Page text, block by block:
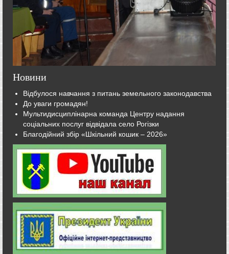
Новини
Відбулося навчання з питань земельного законодавства
До уваги громадян!
Мультидисциплінарна команда Центру надання
соціальних послуг відвідала село Рогізки
Благодійний збір «Шкільний кошик – 2026»